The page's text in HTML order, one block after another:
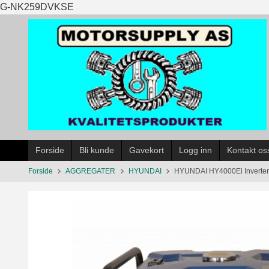
G-NK259DVKSE
til
innholdet
Forside Bli kunde Gavekort Logg inn Kontakt
Forside AGGREGATER HYUNDAI HYUNDAI HY4000Ei